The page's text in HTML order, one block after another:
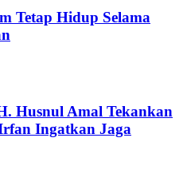
Tetap Hidup Selama
Husnul Amal Tekankan
Ingatkan Jaga